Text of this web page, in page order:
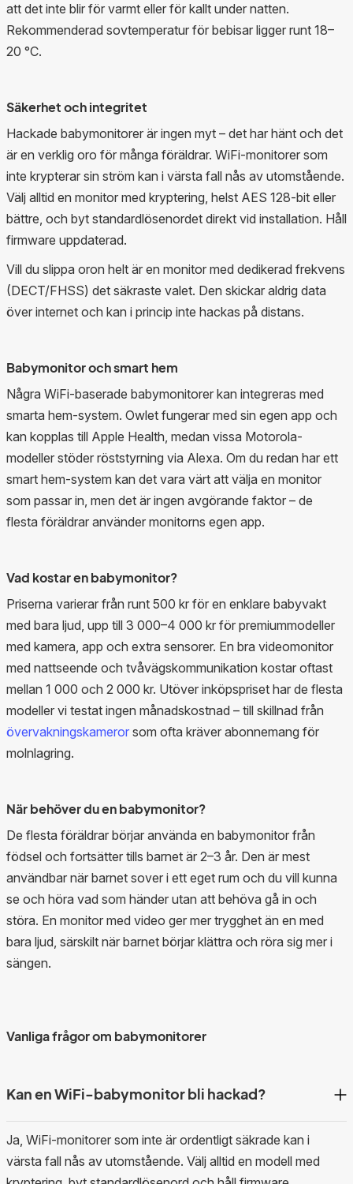
att det inte blir för varmt eller för kallt under natten.
Rekommenderad sovtemperatur för bebisar ligger runt 18–
20 °C.
Säkerhet och integritet
Hackade babymonitorer är ingen myt – det har hänt och det
är en verklig oro för många föräldrar. WiFi-monitorer som
inte krypterar sin ström kan i värsta fall nås av utomstående.
Välj alltid en monitor med kryptering, helst AES 128-bit eller
bättre, och byt standardlösenordet direkt vid installation. Håll
firmware uppdaterad.
Vill du slippa oron helt är en monitor med dedikerad frekvens
(DECT/FHSS) det säkraste valet. Den skickar aldrig data
över internet och kan i princip inte hackas på distans.
Babymonitor och smart hem
Några WiFi-baserade babymonitorer kan integreras med
smarta hem-system. Owlet fungerar med sin egen app och
kan kopplas till Apple Health, medan vissa Motorola-
modeller stöder röststyrning via Alexa. Om du redan har ett
smart hem-system kan det vara värt att välja en monitor
som passar in, men det är ingen avgörande faktor – de
flesta föräldrar använder monitorns egen app.
Vad kostar en babymonitor?
Priserna varierar från runt 500 kr för en enklare babyvakt
med bara ljud, upp till 3 000–4 000 kr för premiummodeller
med kamera, app och extra sensorer. En bra videomonitor
med nattseende och tvåvägskommunikation kostar oftast
mellan 1 000 och 2 000 kr. Utöver inköpspriset har de flesta
modeller vi testat ingen månadskostnad – till skillnad från
övervakningskameror som ofta kräver abonnemang för
molnlagring.
När behöver du en babymonitor?
De flesta föräldrar börjar använda en babymonitor från
födsel och fortsätter tills barnet är 2–3 år. Den är mest
användbar när barnet sover i ett eget rum och du vill kunna
se och höra vad som händer utan att behöva gå in och
störa. En monitor med video ger mer trygghet än en med
bara ljud, särskilt när barnet börjar klättra och röra sig mer i
sängen.
Vanliga frågor om babymonitorer
Kan en WiFi-babymonitor bli hackad?
Ja, WiFi-monitorer som inte är ordentligt säkrade kan i
värsta fall nås av utomstående. Välj alltid en modell med